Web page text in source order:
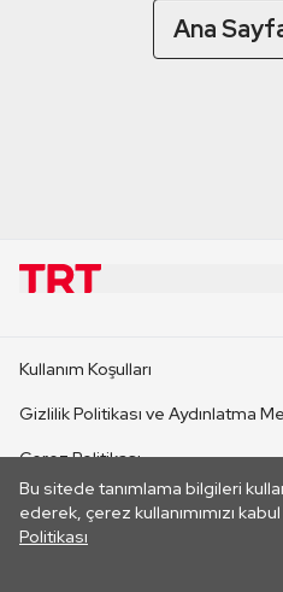
Ana
Bu sitede tanımlama bilgileri
ederek, çerez kullanımımızı
Politikası
CANLI YAYINLAR
Kullanım Koşulları
Gizlilik Politikası ve Aydınlatma
Çerez Politikası
İletişim
Her hakkı saklıdır. ©2026